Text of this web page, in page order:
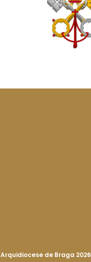
Arquidiocese de Braga 2026